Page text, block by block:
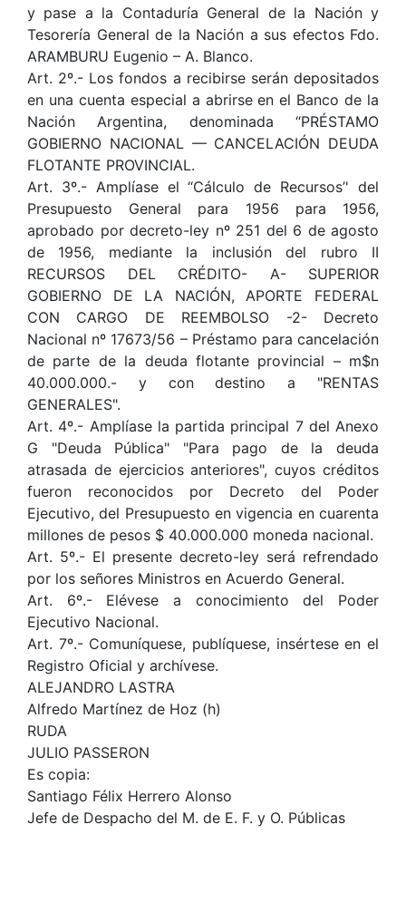
y pase a la Contaduría General de la Nación y
Tesorería General de la Nación a sus efectos Fdo.
ARAMBURU Eugenio – A. Blanco.
Art. 2º.- Los fondos a recibirse serán depositados
en una cuenta especial a abrirse en el Banco de la
Nación Argentina, denominada “PRÉSTAMO
GOBIERNO NACIONAL — CANCELACIÓN DEUDA
FLOTANTE PROVINCIAL.
Art. 3º.- Amplíase el “Cálculo de Recursos’' del
Presupuesto General para 1956 para 1956,
aprobado por decreto-ley nº 251 del 6 de agosto
de 1956, mediante la inclusión del rubro II
RECURSOS DEL CRÉDITO- A- SUPERIOR
GOBIERNO DE LA NACIÓN, APORTE FEDERAL
CON CARGO DE REEMBOLSO -2- Decreto
Nacional nº 17673/56 – Préstamo para cancelación
de parte de la deuda flotante provincial – m$n
40.000.000.- y con destino a "RENTAS
GENERALES".
Art. 4º.- Amplíase la partida principal 7 del Anexo
G "Deuda Pública" "Para pago de la deuda
atrasada de ejercicios anteriores", cuyos créditos
fueron reconocidos por Decreto del Poder
Ejecutivo, del Presupuesto en vigencia en cuarenta
millones de pesos $ 40.000.000 moneda nacional.
Art. 5º.- El presente decreto-ley será refrendado
por los señores Ministros en Acuerdo General.
Art. 6º.- Elévese a conocimiento del Poder
Ejecutivo Nacional.
Art. 7º.- Comuníquese, publíquese, insértese en el
Registro Oficial y archívese.
ALEJANDRO LASTRA
Alfredo Martínez de Hoz (h)
RUDA
JULIO PASSERON
Es copia:
Santiago Félix Herrero Alonso
Jefe de Despacho del M. de E. F. y O. Públicas